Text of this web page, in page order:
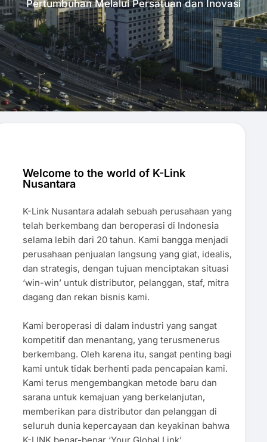
Pertumbuhan Melalui Persatuan dan Inovasi
Welcome to the world of K-Link
Nusantara
K-Link Nusantara adalah sebuah perusahaan yang
telah berkembang dan beroperasi di Indonesia
selama lebih dari 20 tahun. Kami bangga menjadi
perusahaan penjualan langsung yang giat, idealis,
dan strategis, dengan tujuan menciptakan situasi
‘win-win’ untuk distributor, pelanggan, staf, mitra
dagang dan rekan bisnis kami.
Kami beroperasi di dalam industri yang sangat
kompetitif dan menantang, yang terusmenerus
berkembang. Oleh karena itu, sangat penting bagi
kami untuk tidak berhenti pada pencapaian kami.
Kami terus mengembangkan metode baru dan
sarana untuk kemajuan yang berkelanjutan,
memberikan para distributor dan pelanggan di
seluruh dunia kepercayaan dan keyakinan bahwa